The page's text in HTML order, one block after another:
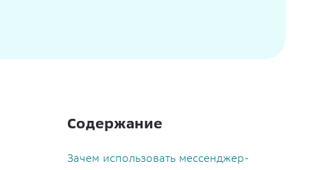
Содержание
Зачем использовать мессенджер-